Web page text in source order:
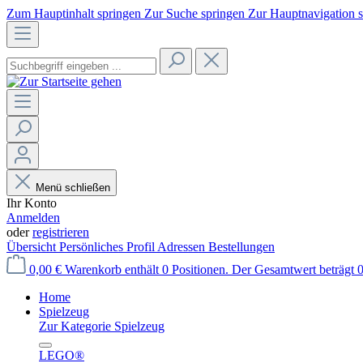
Zum Hauptinhalt springen Zur Suche springen Zur Hauptnavigation
Menü schließen
Ihr Konto
Anmelden
oderregistrieren
Übersicht Persönliches Profil Adressen Bestellungen
0,00 € Warenkorb enthält 0 Positionen. Der Gesamtwert beträgt
Home
Spielzeug
Zur Kategorie Spielzeug
LEGO®